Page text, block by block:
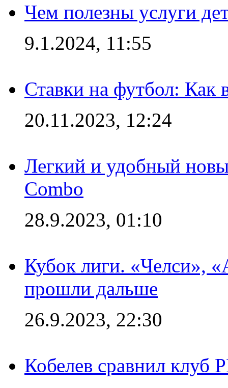
Чем полезны услуги
9.1.2024, 11:55
Ставки на футбол: Как
20.11.2023, 12:24
Легкий и удобный
Combo
28.9.2023, 01:10
Кубок лиги. «Челси»,
прошли дальше
26.9.2023, 22:30
Кобелев сравнил клуб